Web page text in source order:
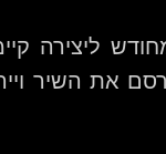
ליצירה
את השיר